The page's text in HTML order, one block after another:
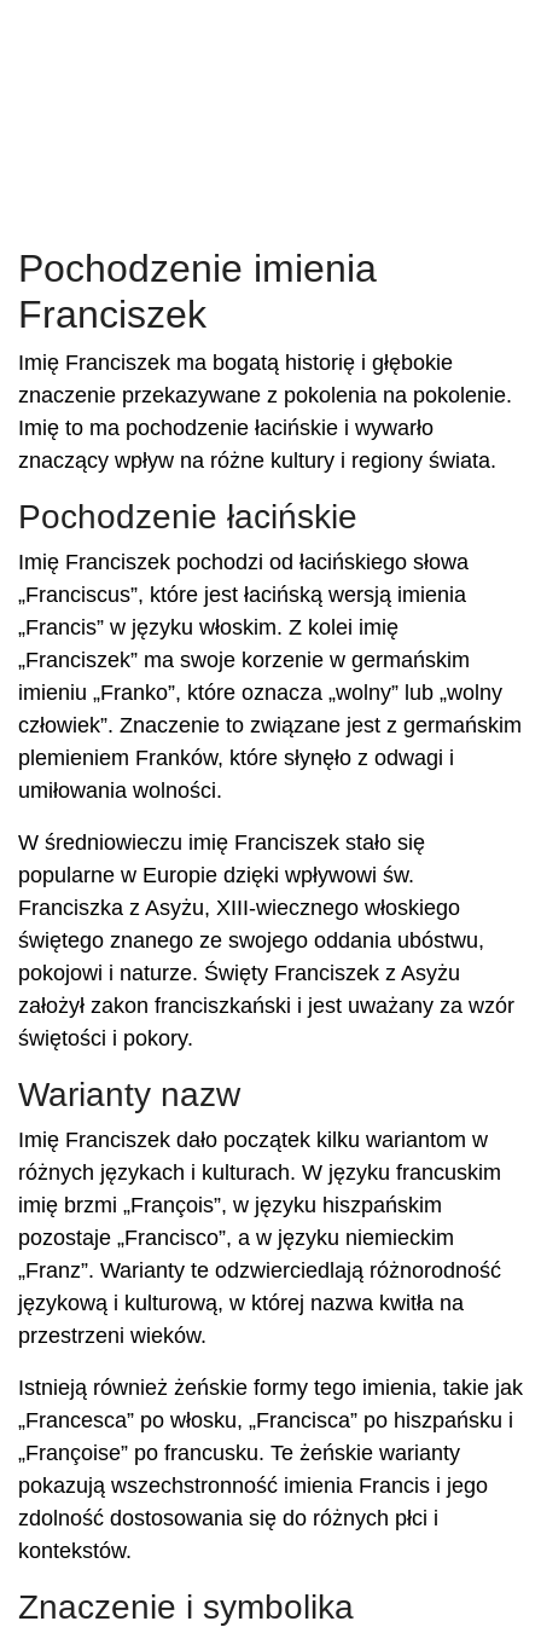
Pochodzenie imienia
Franciszek
Imię Franciszek ma bogatą historię i głębokie
znaczenie przekazywane z pokolenia na pokolenie.
Imię to ma pochodzenie łacińskie i wywarło
znaczący wpływ na różne kultury i regiony świata.
Pochodzenie łacińskie
Imię Franciszek pochodzi od łacińskiego słowa
„Franciscus”, które jest łacińską wersją imienia
„Francis” w języku włoskim. Z kolei imię
„Franciszek” ma swoje korzenie w germańskim
imieniu „Franko”, które oznacza „wolny” lub „wolny
człowiek”. Znaczenie to związane jest z germańskim
plemieniem Franków, które słynęło z odwagi i
umiłowania wolności.
W średniowieczu imię Franciszek stało się
popularne w Europie dzięki wpływowi św.
Franciszka z Asyżu, XIII-wiecznego włoskiego
świętego znanego ze swojego oddania ubóstwu,
pokojowi i naturze. Święty Franciszek z Asyżu
założył zakon franciszkański i jest uważany za wzór
świętości i pokory.
Warianty nazw
Imię Franciszek dało początek kilku wariantom w
różnych językach i kulturach. W języku francuskim
imię brzmi „François”, w języku hiszpańskim
pozostaje „Francisco”, a w języku niemieckim
„Franz”. Warianty te odzwierciedlają różnorodność
językową i kulturową, w której nazwa kwitła na
przestrzeni wieków.
Istnieją również żeńskie formy tego imienia, takie jak
„Francesca” po włosku, „Francisca” po hiszpańsku i
„Françoise” po francusku. Te żeńskie warianty
pokazują wszechstronność imienia Francis i jego
zdolność dostosowania się do różnych płci i
kontekstów.
Znaczenie i symbolika